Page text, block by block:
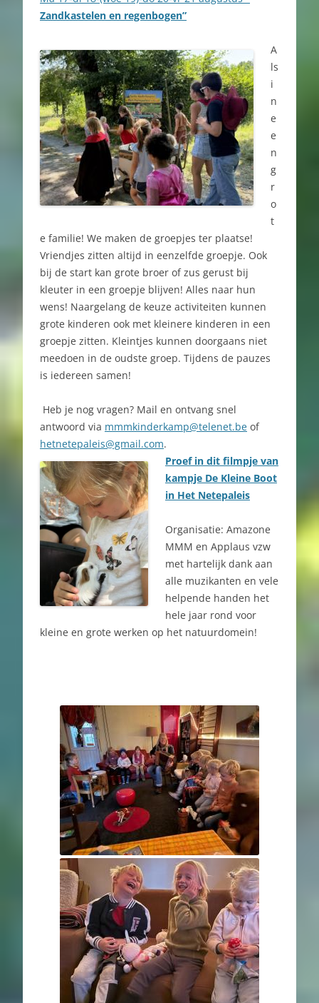
Zandkastelen en regenbogen”
A
ls
i
n
e
e
n
g
r
o
t
e familie! We maken de groepjes ter plaatse!
Vriendjes zitten altijd in eenzelfde groepje. Ook
bij de start kan grote broer of zus gerust bij
kleuter in een groepje blijven! Alles naar hun
wens! Naargelang de keuze activiteiten kunnen
grote kinderen ook met kleinere kinderen in een
groepje zitten. Kleintjes kunnen doorgaans niet
meedoen in de oudste groep. Tijdens de pauzes
is iedereen samen!
Heb je nog vragen? Mail en ontvang snel
antwoord via mmmkinderkamp@telenet.be of
hetnetepaleis@gmail.com.
Proef in dit filmpje van
kampje De Kleine Boot
in Het Netepaleis
Organisatie: Amazone
MMM en Applaus vzw
met hartelijk dank aan
alle muzikanten en vele
helpende handen het
hele jaar rond voor
kleine en grote werken op het natuurdomein!